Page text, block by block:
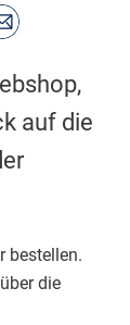
auf die
bestellen.
die